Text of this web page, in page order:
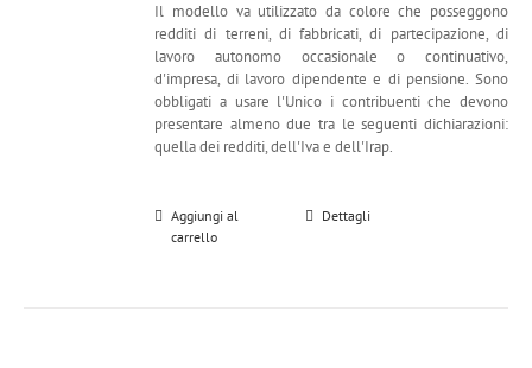
Il modello va utilizzato da colore che posseggono
redditi di terreni, di fabbricati, di partecipazione, di
lavoro autonomo occasionale o continuativo,
d'impresa, di lavoro dipendente e di pensione. Sono
obbligati a usare l'Unico i contribuenti che devono
presentare almeno due tra le seguenti dichiarazioni:
quella dei redditi, dell'Iva e dell'Irap.
Aggiungi al
carrello
Dettagli